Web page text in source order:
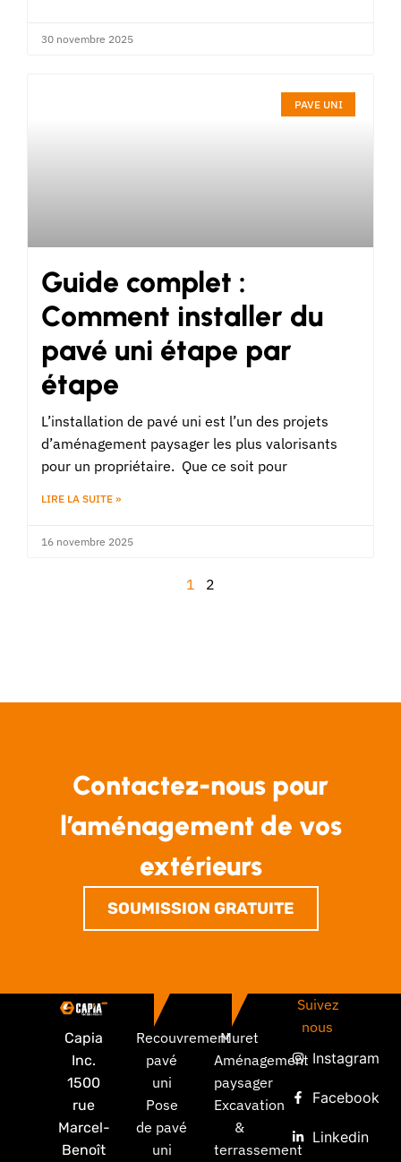
30 novembre 2025
PAVE UNI
Guide complet :
Comment installer du
pavé uni étape par
étape
L’installation de pavé uni est l’un des projets
d’aménagement paysager les plus valorisants
pour un propriétaire. Que ce soit pour
LIRE LA SUITE »
16 novembre 2025
1 2
Contactez-nous pour
l’aménagement de vos
extérieurs
SOUMISSION GRATUITE
Capia
Inc.
1500
rue
Marcel-
Benoît
Recouvrement
pavé
uni
Pose
de pavé
uni
Muret
Aménagement
paysager
Excavation
&
terrassement
Suivez
nous
Instagram
Facebook
Linkedin